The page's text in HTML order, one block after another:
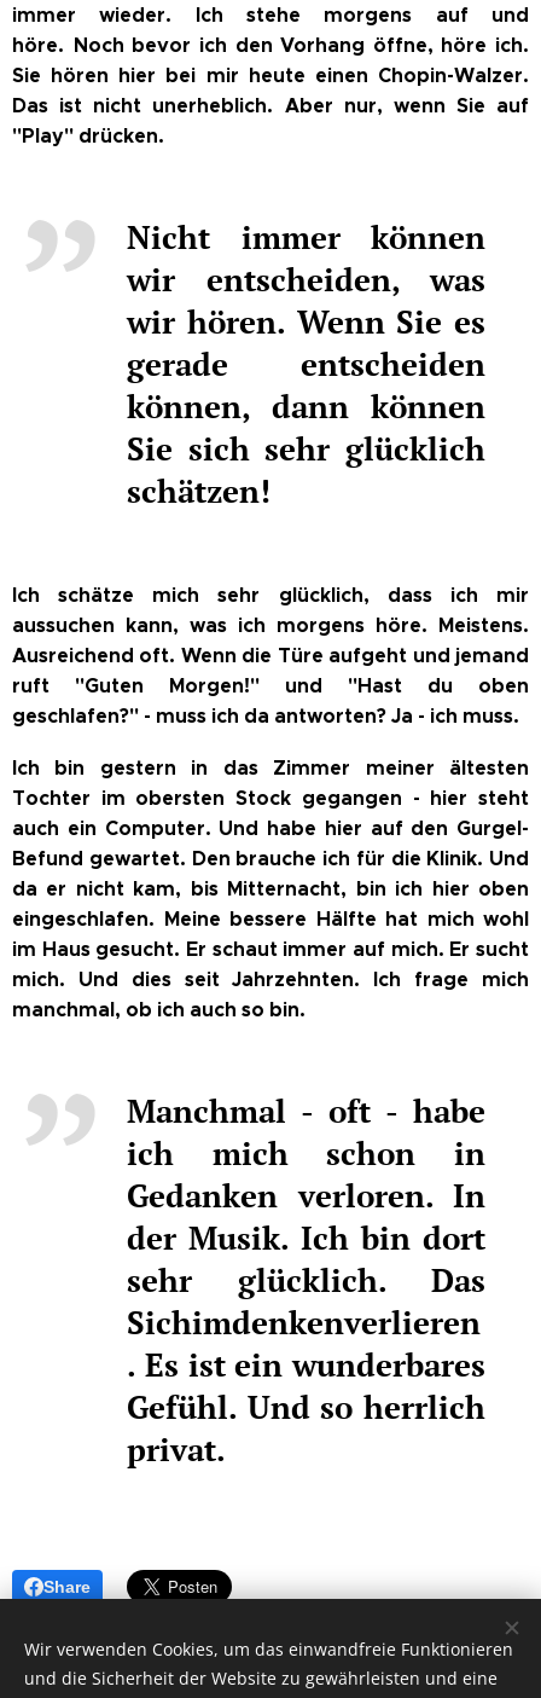
immer wieder. Ich stehe morgens auf und
höre. Noch bevor ich den Vorhang öffne, höre ich.
Sie hören hier bei mir heute einen Chopin-Walzer.
Das ist nicht unerheblich. Aber nur, wenn Sie auf
"Play" drücken.
Nicht immer können
wir entscheiden, was
wir hören. Wenn Sie es
gerade entscheiden
können, dann können
Sie sich sehr glücklich
schätzen!
Ich schätze mich sehr glücklich, dass ich mir
aussuchen kann, was ich morgens höre. Meistens.
Ausreichend oft. Wenn die Türe aufgeht und jemand
ruft "Guten Morgen!" und "Hast du oben
geschlafen?" - muss ich da antworten? Ja - ich muss.
Ich bin gestern in das Zimmer meiner ältesten
Tochter im obersten Stock gegangen - hier steht
auch ein Computer. Und habe hier auf den Gurgel-
Befund gewartet. Den brauche ich für die Klinik. Und
da er nicht kam, bis Mitternacht, bin ich hier oben
eingeschlafen. Meine bessere Hälfte hat mich wohl
im Haus gesucht. Er schaut immer auf mich. Er sucht
mich. Und dies seit Jahrzehnten. Ich frage mich
manchmal, ob ich auch so bin.
Manchmal - oft - habe
ich mich schon in
Gedanken verloren. In
der Musik. Ich bin dort
sehr glücklich. Das
Sichimdenkenverlieren
. Es ist ein wunderbares
Gefühl. Und so herrlich
privat.
Share
Wir verwenden Cookies, um das einwandfreie Funktionieren
und die Sicherheit der Website zu gewährleisten und eine